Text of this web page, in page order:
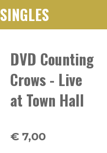
DVD Counting
Crows - Live
at Town Hall
€ 7,00